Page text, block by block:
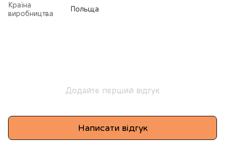
Країна
виробництва
Польща
Додайте перший відгук
Написати відгук